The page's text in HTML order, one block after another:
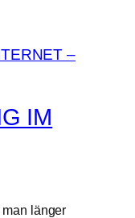
IM
länger